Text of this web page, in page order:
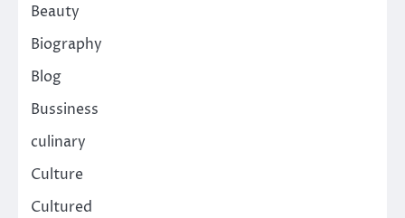
Beauty
Biography
Blog
Bussiness
culinary
Culture
Cultured